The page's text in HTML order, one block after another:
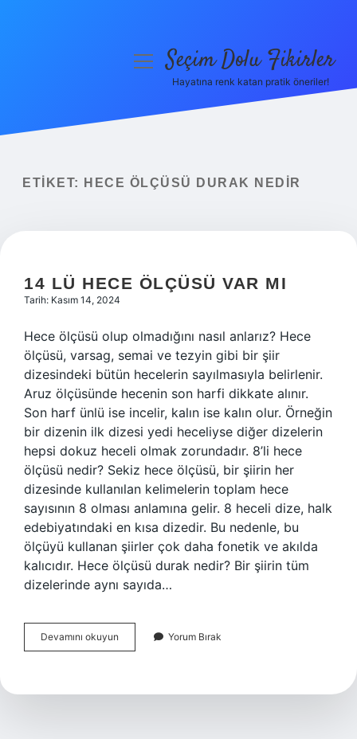
Yasal Uyarı
menüyüSeçim Dolu Fikirler
Hayatına renk katan pratik öneriler!
ETIKET: HECE ÖLÇÜSÜ DURAK NEDIR
14 LÜ HECE ÖLÇÜSÜ VAR MI
Tarih: Kasım 14, 2024
Hece ölçüsü olup olmadığını nasıl anlarız? Hece
ölçüsü, varsag, semai ve tezyin gibi bir şiir
dizesindeki bütün hecelerin sayılmasıyla belirlenir.
Aruz ölçüsünde hecenin son harfi dikkate alınır.
Son harf ünlü ise incelir, kalın ise kalın olur. Örneğin
bir dizenin ilk dizesi yedi heceliyse diğer dizelerin
hepsi dokuz heceli olmak zorundadır. 8’li hece
ölçüsü nedir? Sekiz hece ölçüsü, bir şiirin her
dizesinde kullanılan kelimelerin toplam hece
sayısının 8 olması anlamına gelir. 8 heceli dize, halk
edebiyatındaki en kısa dizedir. Bu nedenle, bu
ölçüyü kullanan şiirler çok daha fonetik ve akılda
kalıcıdır. Hece ölçüsü durak nedir? Bir şiirin tüm
dizelerinde aynı sayıda…
Devamını okuyun
Lü
Var
Yorum Bırak